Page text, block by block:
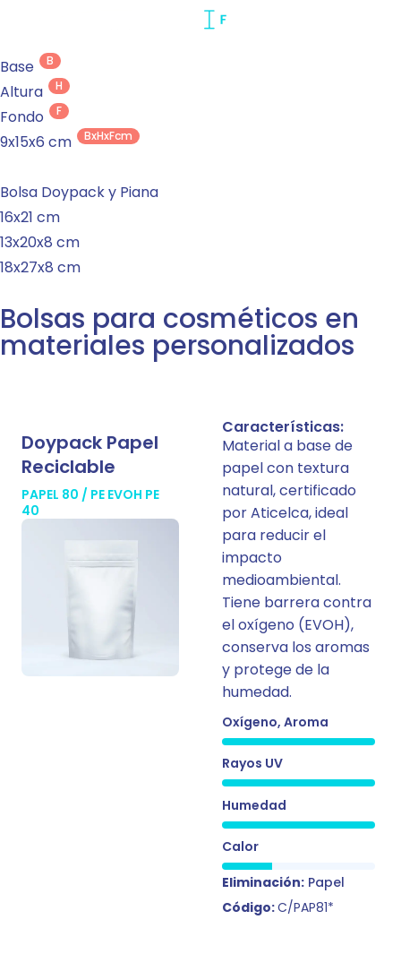
Base B
Altura H
Fondo F
9x15x6 cm BxHxFcm
Bolsa Doypack y Piana
16x21 cm
13x20x8 cm
18x27x8 cm
Bolsas para cosméticos en
materiales personalizados
Doypack Papel
Reciclable
PAPEL 80 / PE EVOH PE
40
Características:
Material a base de
papel con textura
natural, certificado
por Aticelca, ideal
para reducir el
impacto
medioambiental.
Tiene barrera contra
el oxígeno (EVOH),
conserva los aromas
y protege de la
humedad.
Oxígeno, Aroma
Rayos UV
Humedad
Calor
Eliminación: Papel
Código:C/PAP81*